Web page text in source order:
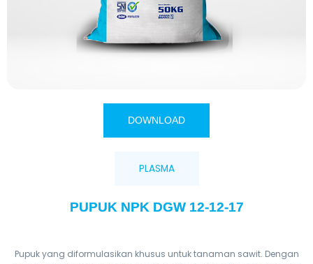
DOWNLOAD
PLASMA
PUPUK NPK DGW 12-12-17
Pupuk yang diformulasikan khusus untuk tanaman sawit. Dengan